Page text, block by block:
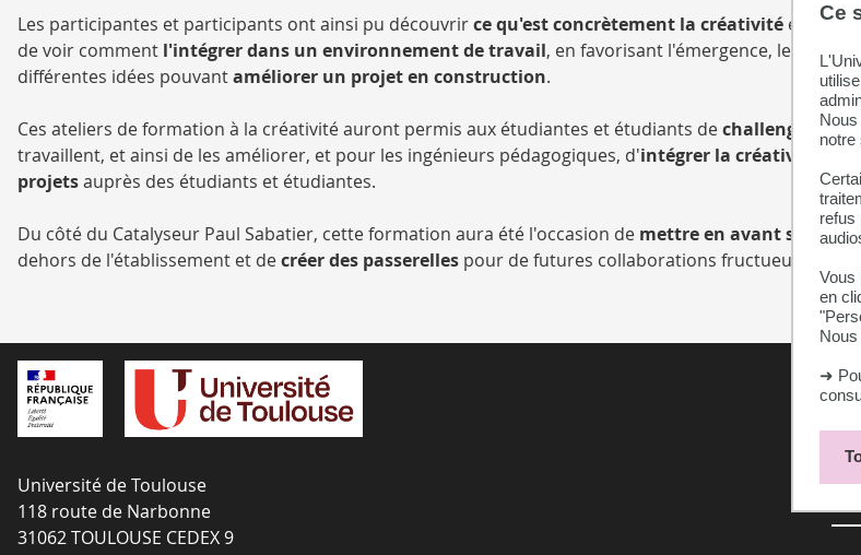
Ce
notre
refus
Vous
en
➜
Les participantes et participants ont ainsi pu découvrirce qu'est concrètement la créativité et sa
de voir comment l'intégrer dans un environnement de travail, en favorisant l'émergence, le
différentes idées pouvantaméliorer un projet en construction.
Ces ateliers de formation à la créativité auront permis aux étudiantes et étudiants dechallenger les
travaillent, et ainsi de les améliorer, et pour les ingénieurs pédagogiques, d'intégrer la créativité
projetsauprès des étudiants et étudiantes.
Du côté du Catalyseur Paul Sabatier, cette formation aura été l'occasion de mettre en avant son
dehors de l'établissement et decréer des passerelles pour de futures collaborations fructueuses.
Université de Toulouse
118 route de Narbonne
31062 TOULOUSE CEDEX 9